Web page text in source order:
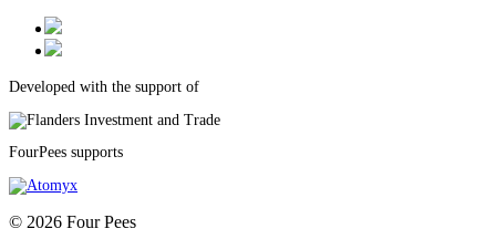
Developed with the support of
FourPees supports
© 2026 Four Pees